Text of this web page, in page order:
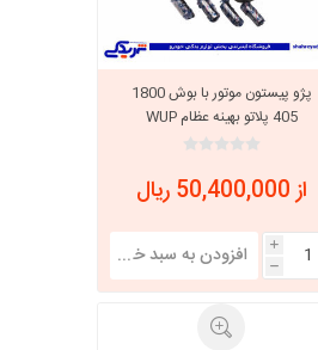
پژو پیستون موتور با بوش 1800
405 پلاتو بهینه عظام WUP
3107489
از 50,400,000 ریال
i
h